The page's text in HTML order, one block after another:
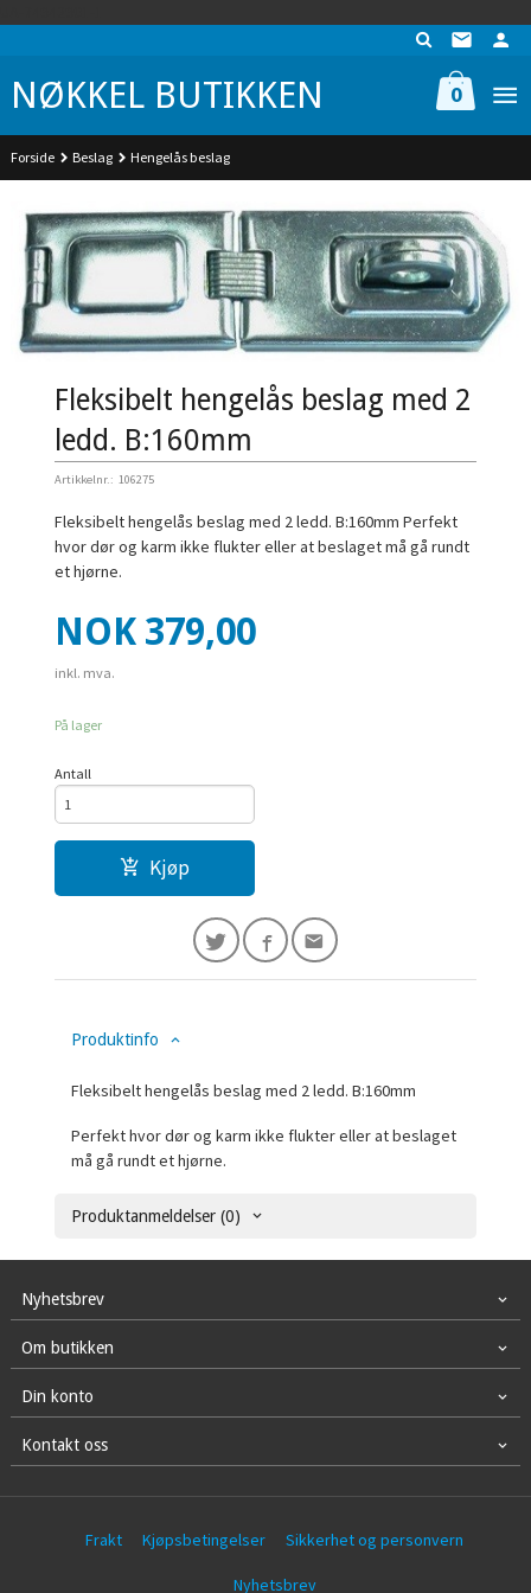
NØKKEL BUTIKKEN 0
Forside Beslag Hengelås beslag
Fleksibelt hengelås beslag med 2
ledd. B:160mm
Artikkelnr.: 106275
Fleksibelt hengelås beslag med 2 ledd. B:160mm Perfekt
hvor dør og karm ikke flukter eller at beslaget må gå rundt
et hjørne.
Pris
NOK 379,00
inkl. mva.
På lager
Antall
Kjøp
Produktinfo
Fleksibelt hengelås beslag med 2 ledd. B:160mm
Perfekt hvor dør og karm ikke flukter eller at beslaget
må gå rundt et hjørne.
Produktanmeldelser (0)
Nyhetsbrev
Om butikken
Din konto
Kontakt oss
Frakt Kjøpsbetingelser Sikkerhet og personvern
Nyhetsbrev